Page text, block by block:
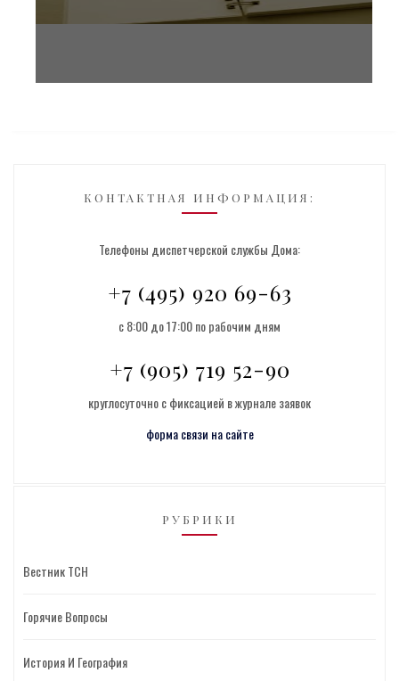
КОНТАКТНАЯ ИНФОРМАЦИЯ:
Телефоны диспетчерской службы Дома:
+7 (495) 920 69-63
с 8:00 до 17:00 по рабочим дням
+7 (905) 719 52-90
круглосуточно с фиксацией в журнале заявок
форма связи на сайте
РУБРИКИ
Вестник ТСН
Горячие Вопросы
История И География